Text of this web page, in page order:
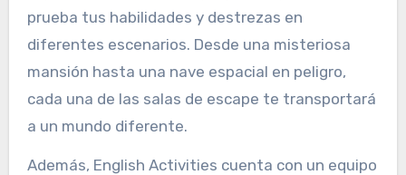
prueba tus habilidades y destrezas en
diferentes escenarios. Desde una misteriosa
mansión hasta una nave espacial en peligro,
cada una de las salas de escape te transportará
a un mundo diferente.
Además, English Activities cuenta con un equipo